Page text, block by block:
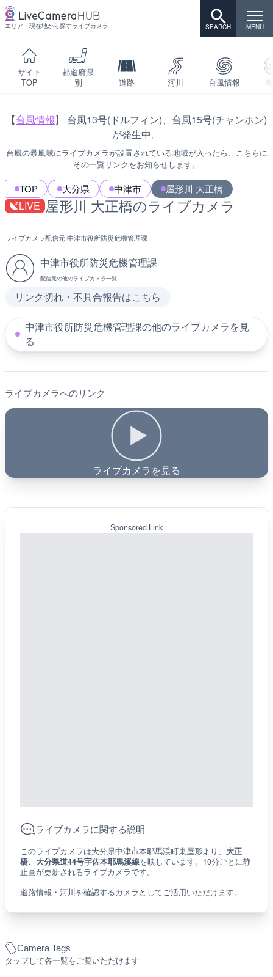
エリア・現在地から探すライブカメラ
サイト
TOP
都道府県
別
道路 河川 台風情報
【台風情報】 台風13号(ドルフィン)、台風15号(チャンホン)
が発生中。
台風の暴風域にライブカメラが設置されている地域が入ったら、こちらに
その一覧リンクをお知らせします。
TOP 大分県 中津市 屋形川 大正橋
LIVE 屋形川 大正橋のライブカメラ
ライブカメラ配信元:中津市役所防災危機管理課
中津市役所防災危機管理課
配信元の他のライブカメラ一覧
リンク切れ・不具合報告はこちら
中津市役所防災危機管理課の他のライブカメラを見
る
ライブカメラへのリンク
ライブカメラを見る
Camera Tags
タップして各一覧をご覧いただけます
Sponsored Link
ライブカメラに関する説明
このライブカメラは大分県中津市本耶馬渓町東屋形より、 大正
橋、大分県道44号宇佐本耶馬溪線を映しています。10分ごとに静
止画が更新されるライブカメラです。
道路情報・河川を確認するカメラとしてご活用いただけます。